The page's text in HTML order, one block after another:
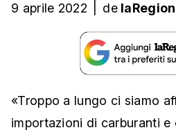
9 aprile 2022 de
«Troppo a lungo ci siamo
importazioni di carburanti e